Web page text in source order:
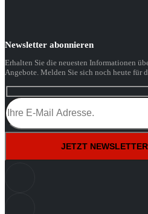
Newsletter abonnieren
Erhalten Sie die neuesten Informationen
Angebote. Melden Sie sich noch heute für